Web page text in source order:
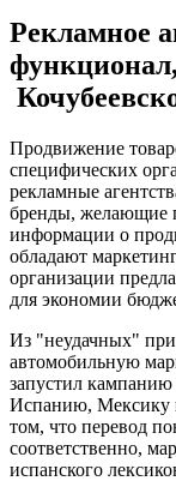
Рекламное
Продвижение
специфических
рекламные
бренды, желающие
информации о
обладают
организации
для экономии
Из "неудачных"
автомобильную
запустил
Испанию, Мексику
том, что перевод
соответственно,
испанского